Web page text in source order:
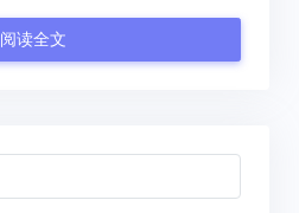
阅读全文